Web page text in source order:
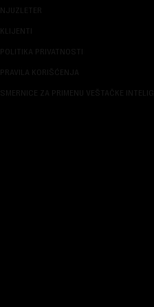
NJUZLETER
KLIJENTI
POLITIKA PRIVATNOSTI
PRAVILA KORIŠĆENJA
SMERNICE ZA PRIMENU VEŠTAČKE